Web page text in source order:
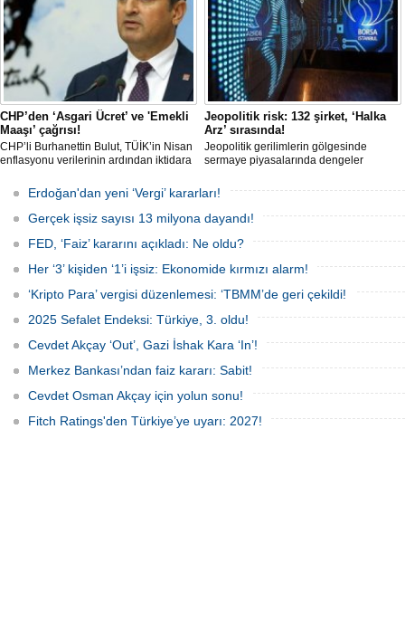
güçlü bir alternatif sunuyor.
CHP’den ‘Asgari Ücret’ ve 'Emekli
Maaşı’ çağrısı!
CHP’li Burhanettin Bulut, TÜİK’in Nisan
enflasyonu verilerinin ardından iktidara
yaptı. Bulut; hayat pahalılığı karşısında
mevcut gelirlerle geçinmenin mümkün
olmadığını belirtti.
Jeopolitik risk: 132 şirket, ‘Halka
Arz’ sırasında!
Jeopolitik gerilimlerin gölgesinde
sermaye piyasalarında dengeler
halka arz cephesine dikkat çekti.
2026’da artan belirsizliklere rağmen
132 şirketin halka arz için sırada
olduğu, finansmana erişimde zorlanan
firmaların borsaya yöneliminin
Erdoğan'dan yeni ‘Vergi’ kararları!
Gerçek işsiz sayısı 13 milyona dayandı!
FED, ‘Faiz’ kararını açıkladı: Ne oldu?
Her ‘3’ kişiden ‘1’i işsiz: Ekonomide kırmızı alarm!
‘Kripto Para’ vergisi düzenlemesi: ‘TBMM’de geri çekildi!
2025 Sefalet Endeksi: Türkiye, 3. oldu!
Cevdet Akçay ‘Out’, Gazi İshak Kara ‘In’!
Merkez Bankası’ndan faiz kararı: Sabit!
Cevdet Osman Akçay için yolun sonu!
Fitch Ratings'den Türkiye’ye uyarı: 2027!